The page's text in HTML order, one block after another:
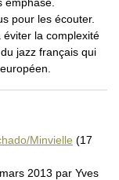
pour les écouter.
éviter la complexité
jazz français qui
Minvielle (17
2013 par Yves